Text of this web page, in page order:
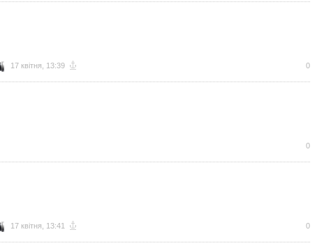
17 квітня, 13:39 0
0
17 квітня, 13:41 0